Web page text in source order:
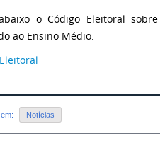
o Código Eleitoral
ao Ensino Médio:
Notícias